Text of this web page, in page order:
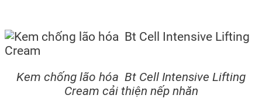
Kem chống lão hóa Bt Cell Intensive Lifting
Cream cải thiện nếp nhăn